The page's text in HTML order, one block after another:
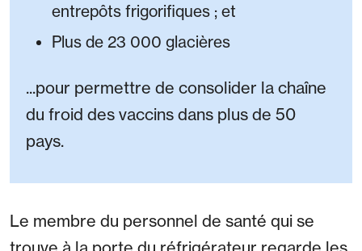
entrepôts frigorifiques ; et
Plus de 23 000 glacières
...pour permettre de consolider la chaîne
du froid des vaccins dans plus de 50
pays.
Le membre du personnel de santé qui se